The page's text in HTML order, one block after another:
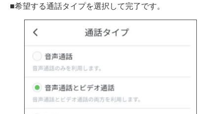
■希望する通話タイプを選択して完了です。